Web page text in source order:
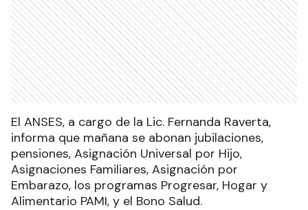
El ANSES, a cargo de la Lic. Fernanda Raverta,
informa que mañana se abonan jubilaciones,
pensiones, Asignación Universal por Hijo,
Asignaciones Familiares, Asignación por
Embarazo, los programas Progresar, Hogar y
Alimentario PAMI, y el Bono Salud.